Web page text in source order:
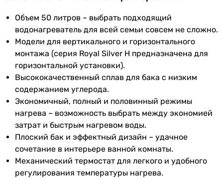
Тип анода
магниевый (пассивный) анод
магниевый (пассивный) анод
Подача воды
напорный
Рабочее давление
7.5 бар
Тип бойлера
электрический
электрический
Производство
Материал
внутреннего
бака
нержавеющая сталь
Тип
магниевый (пассивный) анод
Тип бойлера электрический
Производство Китай
Физические характеристики
Высота 860 мм
Объем 50 литров – выбрать подходящий
водонагреватель для всей семьи совсем не сложно.
Модели для вертикального и горизонтального
монтажа (серия Royal Silver H предназначена для
горизонтальной установки).
Высококачественный сплав для бака с низким
содержанием углерода.
Экономичный, полный и половинный режимы
нагрева – возможность выбрать между экономией
затрат и быстрым нагревом воды.
Плоский бак и эффектный дизайн – удачное
сочетание в интерьере ванной комнаты.
Механический термостат для легкого и удобного
регулирования температуры нагрева.